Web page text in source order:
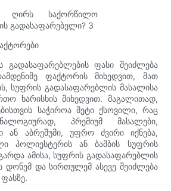
ფასი შეიძლება
ფაქტორის მიხედვით, მათ
სუფრის გადასაფარებლის მასალისა
ხარისხის მიხედვით. მაგალითად,
საჭიროა მეტი ქსოვილი, რაც
პრემიუმ მასალები,
ან აბრეშუმი, უფრო ძვირი იქნება,
პოლიესტერის ან ბამბის სუფრის
ამისა, სუფრის გადასაფარებლის
დონემ და სირთულემ ასევე შეიძლება